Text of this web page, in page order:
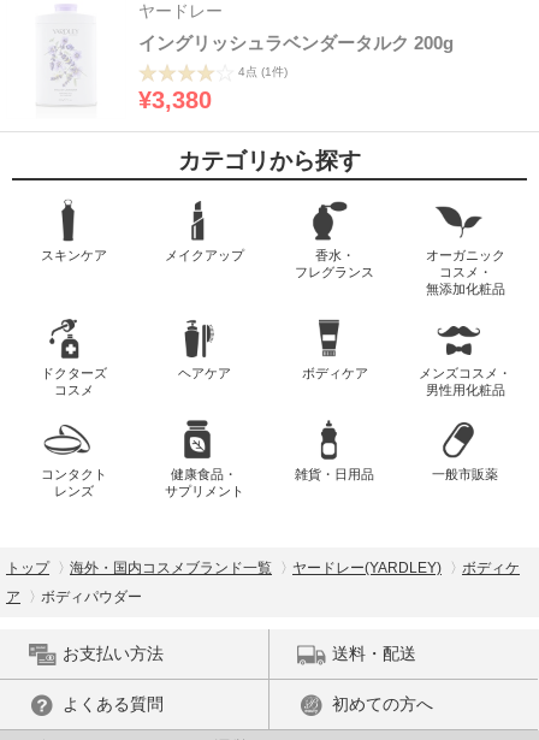
ヤードレー
イングリッシュラベンダータルク 200g
4点 (1件)
¥3,380
カテゴリから探す
スキンケア メイクアップ
香水・
フレグランス
オーガニック
コスメ・
無添加化粧品
ドクターズ
コスメ
ヘアケア ボディケア
メンズコスメ・
男性用化粧品
コンタクト
レンズ
健康食品・
サプリメント
雑貨・日用品 一般市販薬
トップ 海外・国内コスメブランド一覧 ヤードレー(YARDLEY)
ボディケ
ア
ボディパウダー
お支払い方法 送料・配送
よくある質問 初めての方へ